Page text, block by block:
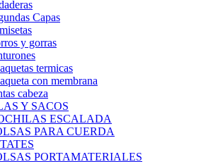
Capas
y gorras
termicas
con membrana
cabeza
Y SACOS
ESCALADA
PARA CUERDA
PORTAMATERIALES